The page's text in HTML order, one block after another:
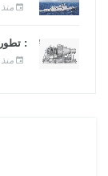
منذ 8 سنوات
:
منذ 6 سنوات